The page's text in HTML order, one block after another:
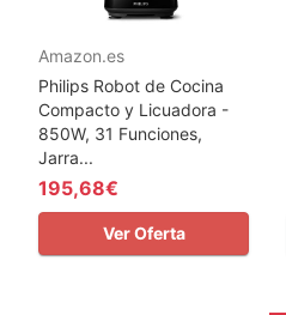
Amazon.es
Philips Robot de Cocina
Compacto y Licuadora -
850W, 31 Funciones,
Jarra...
195,68€
Ver Oferta